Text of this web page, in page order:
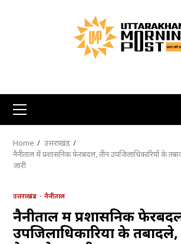
Primary
Menu
Home
उत्तराखंड
नैनीताल में प्रशासनिक फेरबदल, तीन उपजिलाधिकारियों के
जारी
उत्तराखंड नैनीताल
नैनीताल में प्रशासनिक
उपजिलाधिकारियों के तबादले,